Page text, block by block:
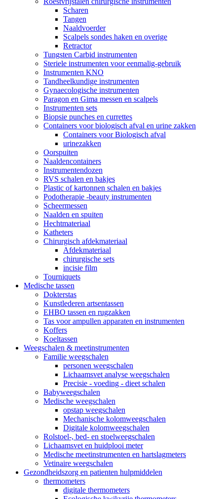
Scharen
Tangen
Naaldvoerder
Scalpels sondes haken en overige
Retractor
Tungsten Carbid instrumenten
Steriele instrumenten voor eenmalig-gebruik
Instrumenten KNO
Tandheelkundige instrumenten
Gynaecologische instrumenten
Paragon en Gima messen en scalpels
Instrumenten sets
Biopsie punches en currettes
Containers voor biologisch afval en urine zakken
Containers voor Biologisch afval
urinezakken
Oorspuiten
Naaldencontainers
Instrumentendozen
RVS schalen en bakjes
Plastic of kartonnen schalen en bakjes
Podotherapie -beauty instrumenten
Scheermessen
Naalden en spuiten
Hechtmateriaal
Katheters
Chirurgisch afdekmateriaal
Afdekmateriaal
chirurgische sets
incisie film
Tourniquets
Medische tassen
Dokterstas
Kunstlederen artsentassen
EHBO tassen en rugzakken
Tas voor ampullen apparaten en instrumenten
Koffers
Koeltassen
Weegschalen & meetinstrumenten
Familie weegschalen
personen weegschalen
Lichaamsvet analyse weegschalen
Precisie - voeding - dieet schalen
Babyweegschalen
Medische weegschalen
opstap weegschalen
Mechanische kolomweegschalen
Digitale kolomweegschalen
Rolstoel-, bed- en stoelweegschalen
Lichaamsvet en huidplooi meter
Medische meetinstrumenten en hartslagmeters
Vetinaire weegschalen
Gezondheidszorg en patienten hulpmiddelen
thermometers
digitale thermometers